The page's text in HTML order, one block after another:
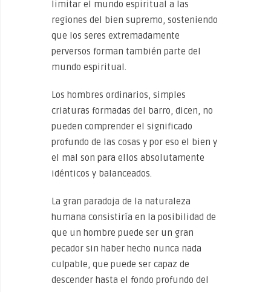
limitar el mundo espiritual a las
regiones del bien supremo, sosteniendo
que los seres extremadamente
perversos forman también parte del
mundo espiritual.
Los hombres ordinarios, simples
criaturas formadas del barro, dicen, no
pueden comprender el significado
profundo de las cosas y por eso el bien y
el mal son para ellos absolutamente
idénticos y balanceados.
La gran paradoja de la naturaleza
humana consistiría en la posibilidad de
que un hombre puede ser un gran
pecador sin haber hecho nunca nada
culpable, que puede ser capaz de
descender hasta el fondo profundo del